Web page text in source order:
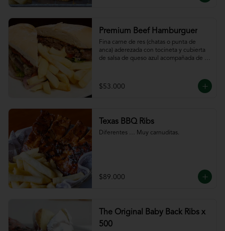
Premium Beef Hamburguer
Fina carne de res (chatas o punta de
anca) aderezada con tocineta y cubierta
de salsa de queso azul acompañada de
$53.000
Texas BBQ Ribs
Diferentes … Muy carnuditas.
$89.000
The Original Baby Back Ribs x
500